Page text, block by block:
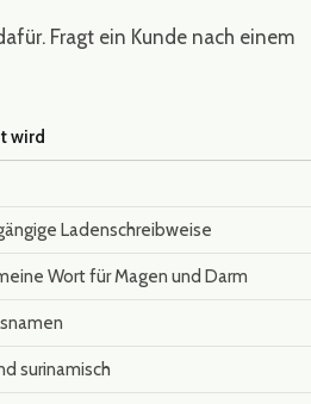
Fragt ein Kunde nach einem
wird
Ladenschreibweise
Wort für Magen und Darm
surinamisch